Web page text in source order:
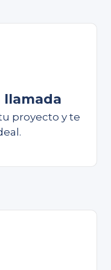
llamada
proyecto y te